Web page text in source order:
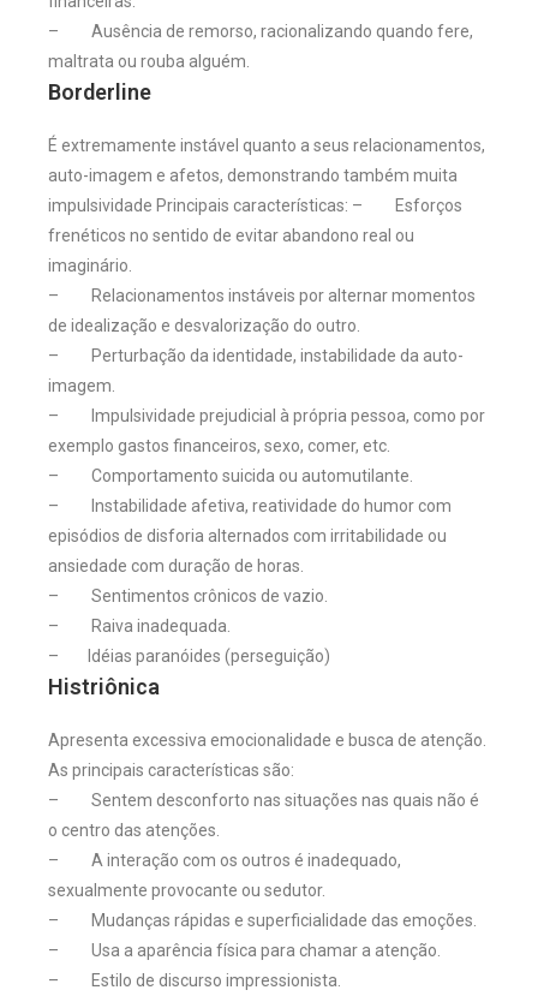
– Ausência de remorso, racionalizando quando fere,
maltrata ou rouba alguém.
Borderline
É extremamente instável quanto a seus relacionamentos,
auto-imagem e afetos, demonstrando também muita
impulsividade Principais características: – Esforços
frenéticos no sentido de evitar abandono real ou
imaginário.
– Relacionamentos instáveis por alternar momentos
de idealização e desvalorização do outro.
– Perturbação da identidade, instabilidade da auto-
imagem.
– Impulsividade prejudicial à própria pessoa, como por
exemplo gastos financeiros, sexo, comer, etc.
– Comportamento suicida ou automutilante.
– Instabilidade afetiva, reatividade do humor com
episódios de disforia alternados com irritabilidade ou
ansiedade com duração de horas.
– Sentimentos crônicos de vazio.
– Raiva inadequada.
– Idéias paranóides (perseguição)
Histriônica
Apresenta excessiva emocionalidade e busca de atenção.
As principais características são:
– Sentem desconforto nas situações nas quais não é
o centro das atenções.
– A interação com os outros é inadequado,
sexualmente provocante ou sedutor.
– Mudanças rápidas e superficialidade das emoções.
– Usa a aparência física para chamar a atenção.
– Estilo de discurso impressionista.